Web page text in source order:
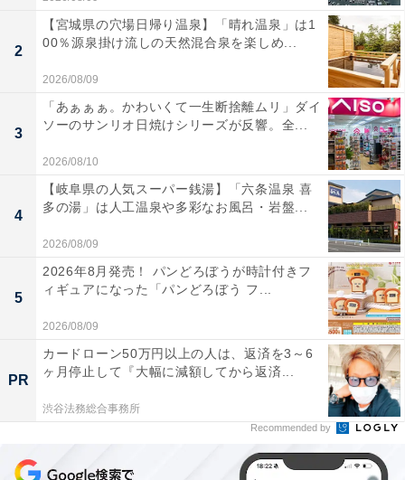
2
【宮城県の穴場日帰り温泉】「晴れ温泉」は1
00％源泉掛け流しの天然混合泉を楽しめ...
2026/08/09
3
「あぁぁぁ。かわいくて一生断捨離ムリ」ダイ
ソーのサンリオ日焼けシリーズが反響。全...
2026/08/10
4
【岐阜県の人気スーパー銭湯】「六条温泉 喜
多の湯」は人工温泉や多彩なお風呂・岩盤...
2026/08/09
5
2026年8月発売！ パンどろぼうが時計付きフ
ィギュアになった「パンどろぼう フ...
2026/08/09
PR
カードローン50万円以上の人は、返済を3～6
ヶ月停止して『大幅に減額してから返済...
渋谷法務総合事務所
Recommended by